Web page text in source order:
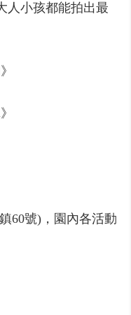
人小孩都能拍出最
60號)，園內各活動